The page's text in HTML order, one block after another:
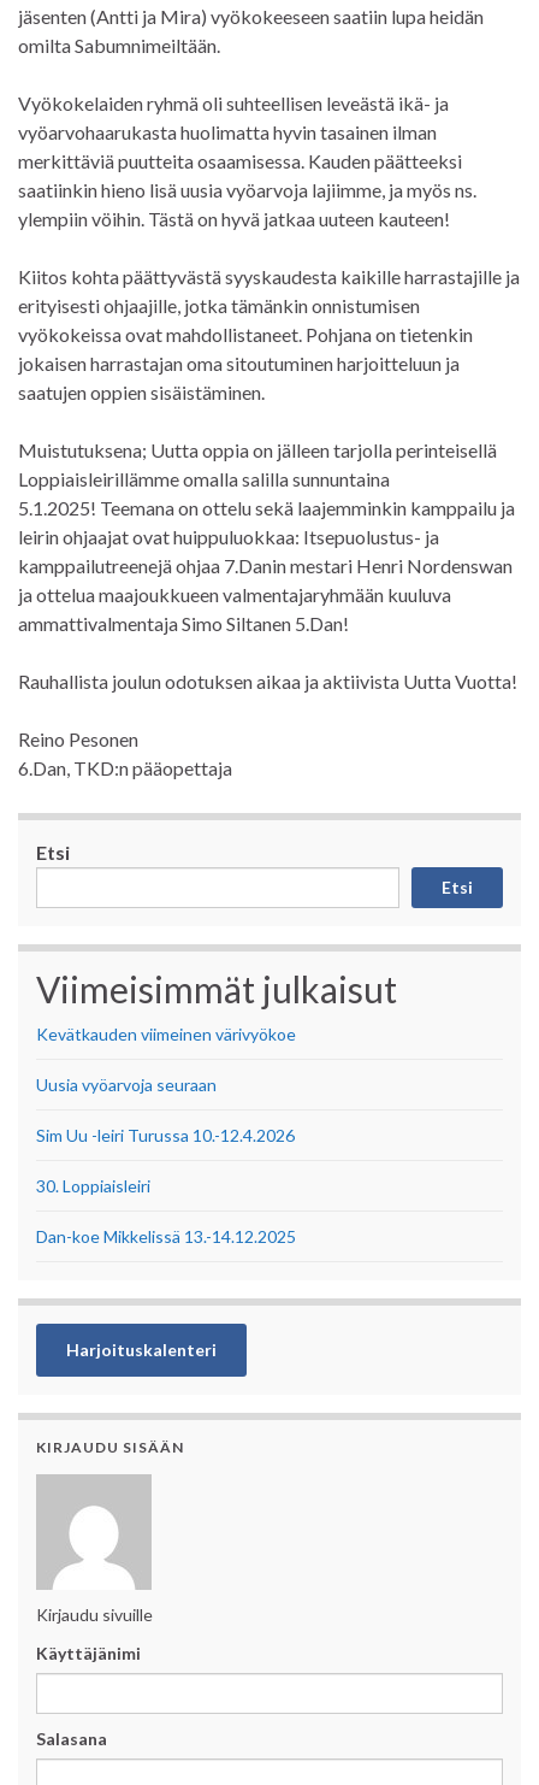
jäsenten (Antti ja Mira) vyökokeeseen saatiin lupa heidän
omilta Sabumnimeiltään.
Vyökokelaiden ryhmä oli suhteellisen leveästä ikä- ja
vyöarvohaarukasta huolimatta hyvin tasainen ilman
merkittäviä puutteita osaamisessa. Kauden päätteeksi
saatiinkin hieno lisä uusia vyöarvoja lajiimme, ja myös ns.
ylempiin vöihin. Tästä on hyvä jatkaa uuteen kauteen!
Kiitos kohta päättyvästä syyskaudesta kaikille harrastajille ja
erityisesti ohjaajille, jotka tämänkin onnistumisen
vyökokeissa ovat mahdollistaneet. Pohjana on tietenkin
jokaisen harrastajan oma sitoutuminen harjoitteluun ja
saatujen oppien sisäistäminen.
Muistutuksena; Uutta oppia on jälleen tarjolla perinteisellä
Loppiaisleirillämme omalla salilla sunnuntaina
5.1.2025! Teemana on ottelu sekä laajemminkin kamppailu ja
leirin ohjaajat ovat huippuluokkaa: Itsepuolustus- ja
kamppailutreenejä ohjaa 7.Danin mestari Henri Nordenswan
ja ottelua maajoukkueen valmentajaryhmään kuuluva
ammattivalmentaja Simo Siltanen 5.Dan!
Rauhallista joulun odotuksen aikaa ja aktiivista Uutta Vuotta!
Reino Pesonen
6.Dan, TKD:n pääopettaja
Etsi
Etsi
Viimeisimmät julkaisut
Kevätkauden viimeinen värivyökoe
Uusia vyöarvoja seuraan
Sim Uu -leiri Turussa 10.-12.4.2026
30. Loppiaisleiri
Dan-koe Mikkelissä 13.-14.12.2025
Harjoituskalenteri
KIRJAUDU SISÄÄN
Kirjaudu sivuille
Käyttäjänimi
Salasana